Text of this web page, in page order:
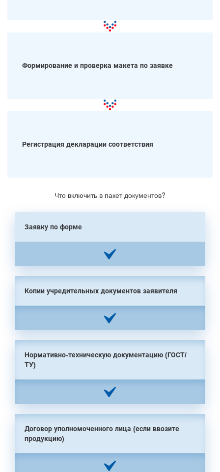
Формирование и проверка макета по заявке
Регистрация декларации соответствия
Что включить в пакет документов?
Заявку по форме
Копии учредительных документов заявителя
Нормативно-техническую документацию (ГОСТ/
ТУ)
Договор уполномоченного лица (если ввозите
продукцию)